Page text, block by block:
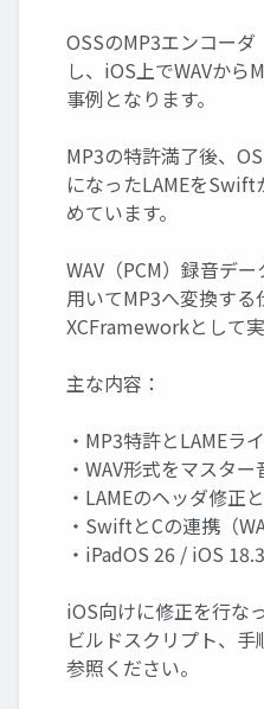
OSSのMP3エンコー
し、iOS上でWAVから
事例となります。
MP3の特許満了後、
になったLAMEをSwift
めています。
WAV（PCM）録音デ
用いてMP3へ変換する
XCFrameworkとして
主な内容：
・MP3特許とLAMEラ
・WAV形式をマスタ
・LAMEのヘッダ修正
・SwiftとCの連携（
・iPadOS 26 / iOS
iOS向けに修正を行な
ビルドスクリプト、
参照ください。